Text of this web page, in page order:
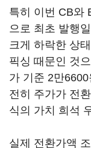
특히 이번 CB와
으로 최초 발행
크게 하락한 상
픽싱 때문인 것
가 기준 2만
전히 주가가 전
식의 가치 희석
실제 전환가액